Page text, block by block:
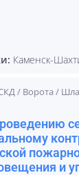
Каменск-
/ Ворота /
и